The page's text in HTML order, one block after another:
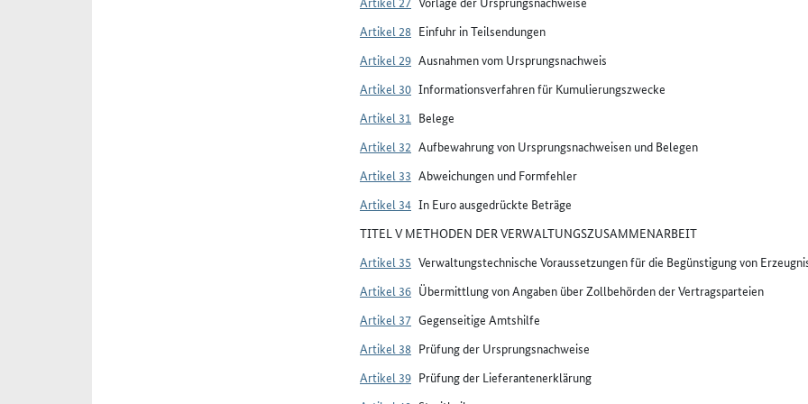
Artikel 28 Einfuhr in Teilsendungen
Artikel 29 Ausnahmen vom Ursprungsnachweis
Artikel 30 Informationsverfahren für Kumulierungszwecke
Artikel 31 Belege
Artikel 32 Aufbewahrung von Ursprungsnachweisen und Belegen
Artikel 33 Abweichungen und Formfehler
Artikel 34 In Euro ausgedrückte Beträge
TITEL V METHODEN DER VERWALTUNGSZUSAMMENARBEIT
Artikel 35 Verwaltungstechnische Voraussetzungen für die Begünstigung von
Artikel 36 Übermittlung von Angaben über Zollbehörden der Vertragsparteien
Artikel 37 Gegenseitige Amtshilfe
Artikel 38 Prüfung der Ursprungsnachweise
Artikel 39 Prüfung der Lieferantenerklärung